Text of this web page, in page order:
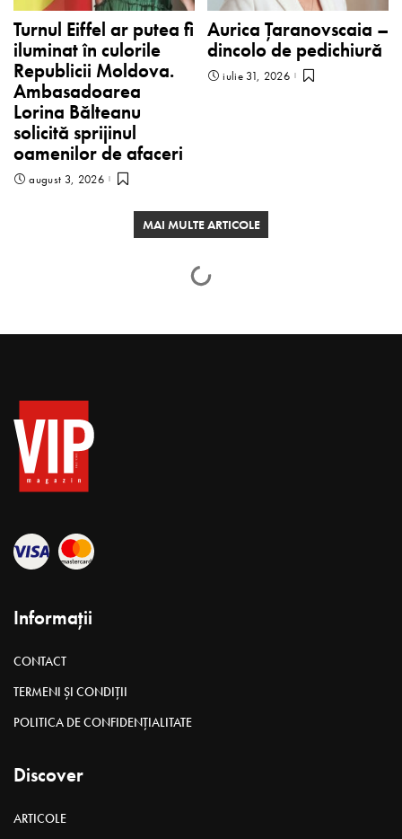
Turnul Eiffel ar putea fi
iluminat în culorile
Republicii Moldova.
Ambasadoarea
Lorina Bălteanu
solicită sprijinul
oamenilor de afaceri
august 3, 2026
Aurica Țaranovscaia –
dincolo de pedichiură
iulie 31, 2026
MAI MULTE ARTICOLE
Informații
CONTACT
TERMENI ȘI CONDIȚII
POLITICA DE CONFIDENȚIALITATE
Discover
ARTICOLE